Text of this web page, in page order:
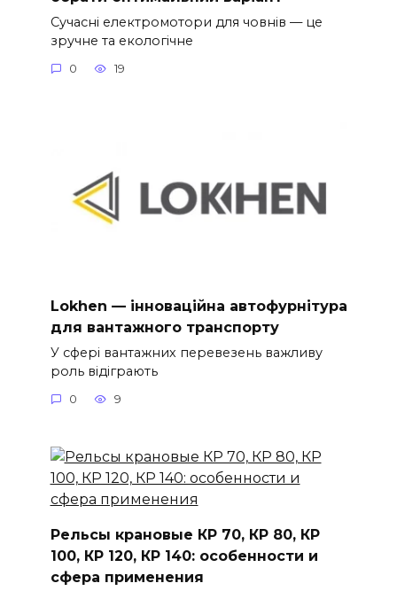
Сучасні електромотори для човнів — це
зручне та екологічне
0 19
Lokhen — інноваційна автофурнітура
для вантажного транспорту
У сфері вантажних перевезень важливу
роль відіграють
0 9
Рельсы крановые КР 70, КР 80, КР
100, КР 120, КР 140: особенности и
сфера применения